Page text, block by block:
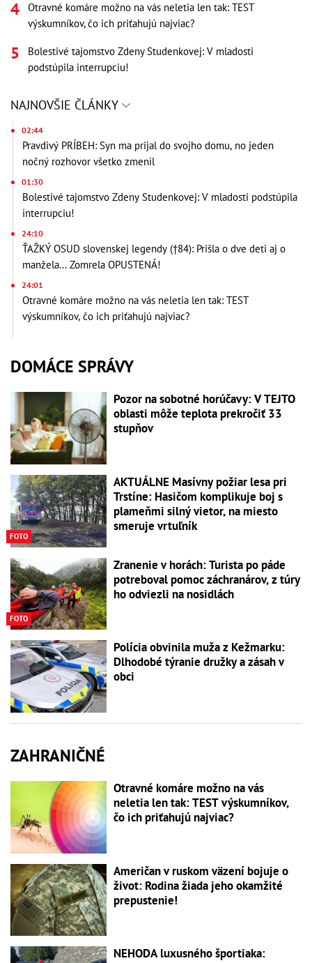
Otravné komáre možno na vás neletia len tak: TEST
výskumníkov, čo ich priťahujú najviac?
Bolestivé tajomstvo Zdeny Studenkovej: V mladosti
podstúpila interrupciu!
NAJNOVŠIE ČLÁNKY
02:44
Pravdivý PRÍBEH: Syn ma prijal do svojho domu, no jeden
nočný rozhovor všetko zmenil
01:30
Bolestivé tajomstvo Zdeny Studenkovej: V mladosti podstúpila
interrupciu!
24:10
ŤAŽKÝ OSUD slovenskej legendy (†84): Prišla o dve deti aj o
manžela... Zomrela OPUSTENÁ!
24:01
Otravné komáre možno na vás neletia len tak: TEST
výskumníkov, čo ich priťahujú najviac?
DOMÁCE SPRÁVY
Pozor na sobotné horúčavy: V TEJTO
oblasti môže teplota prekročiť 33
stupňov
FOTO
AKTUÁLNE Masívny požiar lesa pri
Trstíne: Hasičom komplikuje boj s
plameňmi silný vietor, na miesto
smeruje vrtuľník
FOTO
Zranenie v horách: Turista po páde
potreboval pomoc záchranárov, z túry
ho odviezli na nosidlách
Polícia obvinila muža z Kežmarku:
Dlhodobé týranie družky a zásah v
obci
ZAHRANIČNÉ
Otravné komáre možno na vás
neletia len tak: TEST výskumníkov,
čo ich priťahujú najviac?
Američan v ruskom väzení bojuje o
život: Rodina žiada jeho okamžité
prepustenie!
NEHODA luxusného športiaka: